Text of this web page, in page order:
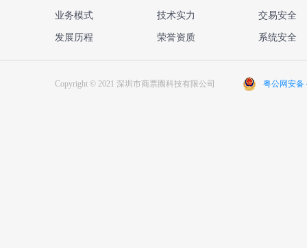
业务模式
发展历程
技术实力
荣誉资质
交易安全
系统安全
Copyright © 2021 深圳市商票圈科技有限公司 粤公网安备